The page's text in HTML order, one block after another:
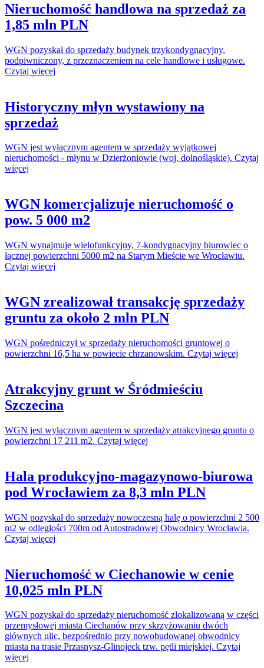
Nieruchomość handlowa na sprzedaż za
1,85 mln PLN
WGN pozyskał do sprzedaży budynek trzykondygnacyjny,
podpiwniczony, z przeznaczeniem na cele handlowe i usługowe.
Czytaj więcej
Historyczny młyn wystawiony na
sprzedaż
WGN jest wyłącznym agentem w sprzedaży wyjątkowej
nieruchomości - młynu w Dzierżoniowie (woj. dolnośląskie). Czytaj
więcej
WGN komercjalizuje nieruchomość o
pow. 5 000 m2
WGN wynajmuje wielofunkcyjny, 7-kondygnacyjny biurowiec o
łącznej powierzchni 5000 m2 na Starym Mieście we Wrocławiu.
Czytaj więcej
WGN zrealizował transakcję sprzedaży
gruntu za około 2 mln PLN
WGN pośredniczył w sprzedaży nieruchomości gruntowej o
powierzchni 16,5 ha w powiecie chrzanowskim. Czytaj więcej
Atrakcyjny grunt w Śródmieściu
Szczecina
WGN jest wyłącznym agentem w sprzedaży atrakcyjnego gruntu o
powierzchni 17 211 m2. Czytaj więcej
Hala produkcyjno-magazynowo-biurowa
pod Wrocławiem za 8,3 mln PLN
WGN pozyskał do sprzedaży nowoczesną halę o powierzchni 2 500
m2 w odległości 700m od Autostradowej Obwodnicy Wrocławia.
Czytaj więcej
Nieruchomość w Ciechanowie w cenie
10,025 mln PLN
WGN pozyskał do sprzedaży nieruchomość zlokalizowaną w części
przemysłowej miasta Ciechanów przy skrzyżowaniu dwóch
głównych ulic, bezpośrednio przy nowobudowanej obwodnicy
miasta na trasie Przasnysz-Glinojeck tzw. pętli miejskiej. Czytaj
więcej